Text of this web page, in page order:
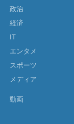
政治
経済
IT
エンタメ
スポーツ
メディア
動画